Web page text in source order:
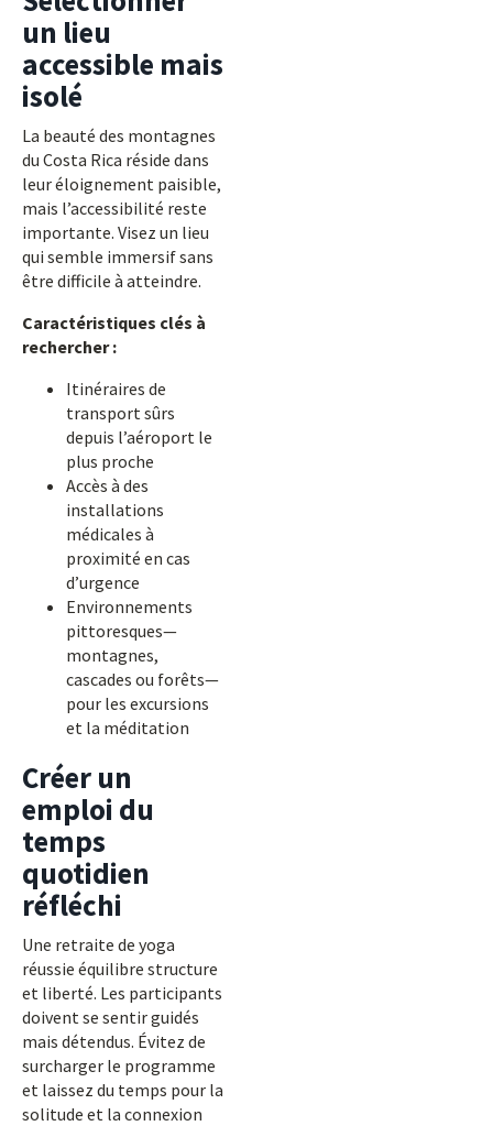
un lieu
accessible mais
isolé
La beauté des montagnes
du Costa Rica réside dans
leur éloignement paisible,
mais l’accessibilité reste
importante. Visez un lieu
qui semble immersif sans
être difficile à atteindre.
Caractéristiques clés à
rechercher :
Itinéraires de
transport sûrs
depuis l’aéroport le
plus proche
Accès à des
installations
médicales à
proximité en cas
d’urgence
Environnements
pittoresques—
montagnes,
cascades ou forêts—
pour les excursions
et la méditation
Créer un
emploi du
temps
quotidien
réfléchi
Une retraite de yoga
réussie équilibre structure
et liberté. Les participants
doivent se sentir guidés
mais détendus. Évitez de
surcharger le programme
et laissez du temps pour la
solitude et la connexion